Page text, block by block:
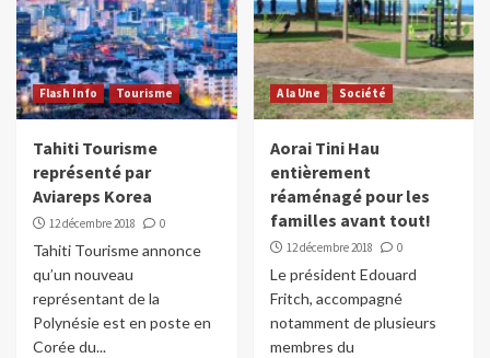
Flash Info Tourisme
Tahiti Tourisme
représenté par
Aviareps Korea
12 décembre 2018 0
Tahiti Tourisme annonce
qu’un nouveau
représentant de la
Polynésie est en poste en
Corée du...
A la Une Société
Aorai Tini Hau
entièrement
réaménagé pour les
familles avant tout!
12 décembre 2018 0
Le président Edouard
Fritch, accompagné
notamment de plusieurs
membres du